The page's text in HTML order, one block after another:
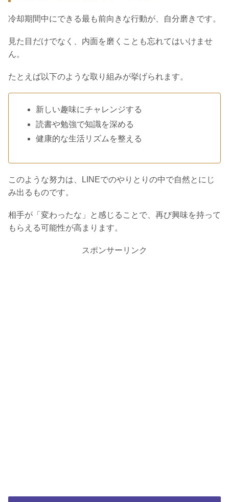
冷却期間中にできる最も前向きな行動が、自分磨きです。
見た目だけでなく、内面を磨くことも忘れてはいけませ
ん。
たとえば以下のような取り組みが挙げられます。
新しい趣味にチャレンジする
読書や勉強で知識を深める
健康的な生活リズムを整える
このような努力は、LINEでのやりとりの中で自然とにじ
み出るものです。
相手が「変わったな」と感じることで、再び興味を持って
もらえる可能性が高まります。
スポンサーリンク